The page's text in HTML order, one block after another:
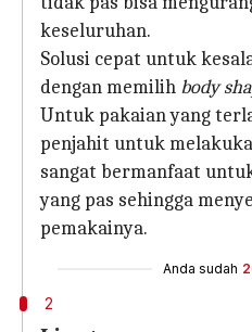
keseluruhan.
Solusi cepat untuk
dengan memilih body
Untuk pakaian yang
penjahit untuk
sangat bermanfaat
yang pas sehingga
pemakainya.
Anda sudah
2